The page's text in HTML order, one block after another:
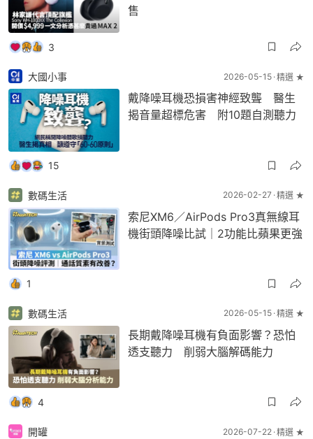
售
3
大國小事 2026-05-15 精選 ★
戴降噪耳機恐損害神經致聾 醫生
揭音量超標危害 附10題自測聽力
15
數碼生活 2026-02-27 精選 ★
索尼XM6／AirPods Pro3真無線耳
機街頭降噪比試｜2功能比蘋果更強
1
數碼生活 2026-05-15 精選 ★
長期戴降噪耳機有負面影響？恐怕
透支聽力 削弱大腦解碼能力
4
開罐 2026-07-22 精選 ★